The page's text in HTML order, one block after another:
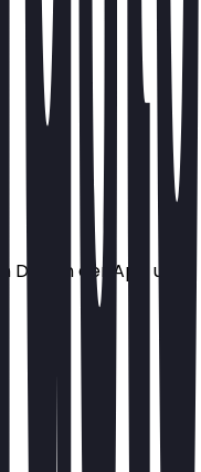
Deal in der App und